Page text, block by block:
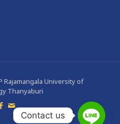
Rajamangala University of
Thanyaburi
Contact us